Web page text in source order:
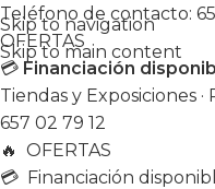
Skip to navigation
Skip to main content
Teléfono de contacto:
OFERTAS
💳 Financiación
Tiendas y Exposiciones ·
657 02 79 12
🔥 OFERTAS
💳 Financiación